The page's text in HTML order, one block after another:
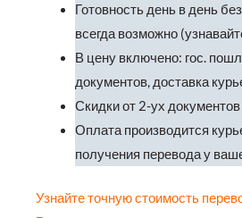
Готовность день в день
всегда возможно
В цену включено: гос.
документов, доставка
Скидки от 2-ух документов
Оплата производится
получения перевода у
Узнайте точную стоимость